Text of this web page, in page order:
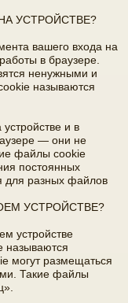
УСТРОЙСТВЕ?
вашего входа на
в браузере.
ненужными и
называются
и в
— они не
файлы cookie
постоянных
для разных файлов
УСТРОЙСТВЕ?
устройстве
называются
могут размещаться
Такие файлы